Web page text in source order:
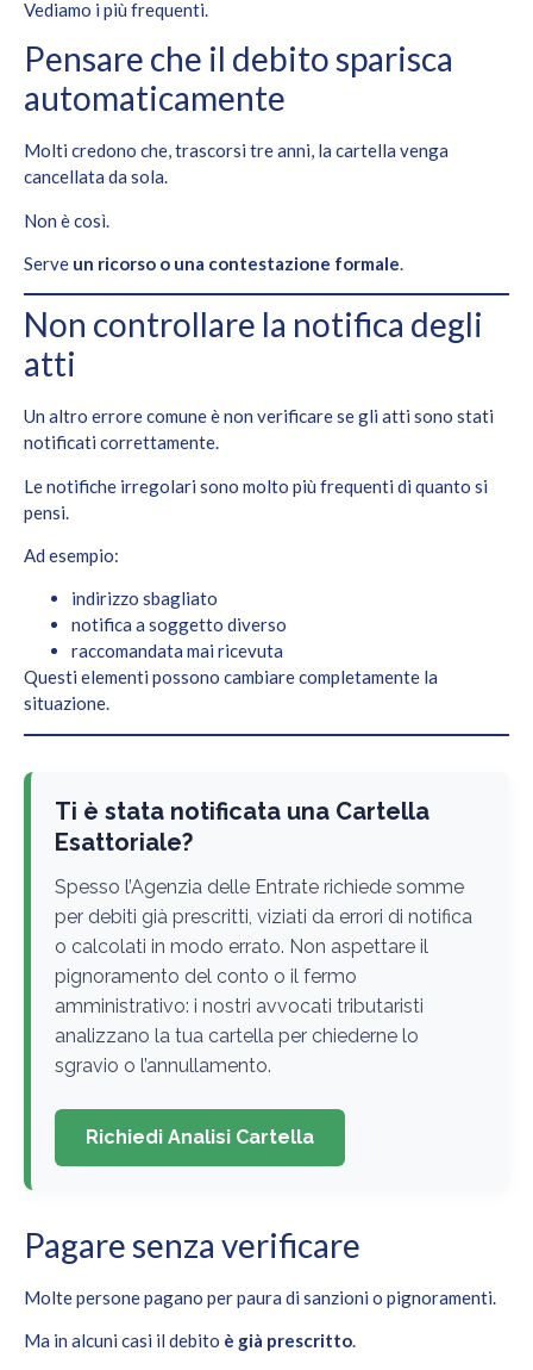
Vediamo i più frequenti.
Pensare che il debito sparisca
automaticamente
Molti credono che, trascorsi tre anni, la cartella venga
cancellata da sola.
Non è così.
Serve un ricorso o una contestazione formale.
Non controllare la notifica degli
atti
Un altro errore comune è non verificare se gli atti sono stati
notificati correttamente.
Le notifiche irregolari sono molto più frequenti di quanto si
pensi.
Ad esempio:
indirizzo sbagliato
notifica a soggetto diverso
raccomandata mai ricevuta
Questi elementi possono cambiare completamente la
situazione.
Ti è stata notificata una Cartella
Esattoriale?
Spesso l’Agenzia delle Entrate richiede somme
per debiti già prescritti, viziati da errori di notifica
o calcolati in modo errato. Non aspettare il
pignoramento del conto o il fermo
amministrativo: i nostri avvocati tributaristi
analizzano la tua cartella per chiederne lo
sgravio o l’annullamento.
Richiedi Analisi Cartella
Pagare senza verificare
Molte persone pagano per paura di sanzioni o pignoramenti.
Ma in alcuni casi il debito è già prescritto.